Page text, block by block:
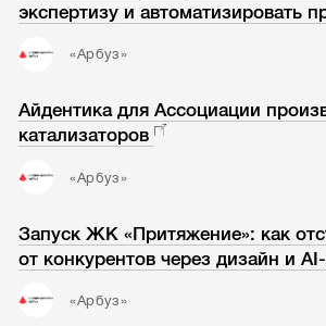
экспертизу и автоматизировать
«Арбуз»
Айдентика для Ассоциации
катализаторов
«Арбуз»
Запуск ЖК «Притяжение»: как
от конкурентов через дизайн и
«Арбуз»